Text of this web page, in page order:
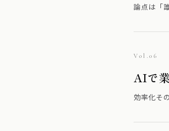
論点は「
Vol.06
AIで
効率化そ